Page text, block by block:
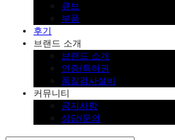
큐브
부품
후기
브랜드 소개
브랜드 소개
인증/특허권
품질검사설비
커뮤니티
공지사항
상담/문의